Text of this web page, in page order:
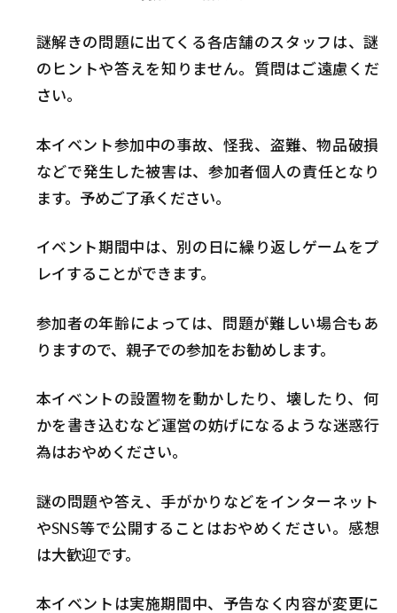
謎解きの問題に出てくる各店舗のスタッフは、謎
のヒントや答えを知りません。質問はご遠慮くだ
さい。
本イベント参加中の事故、怪我、盗難、物品破損
などで発生した被害は、参加者個人の責任となり
ます。予めご了承ください。
イベント期間中は、別の日に繰り返しゲームをプ
レイすることができます。
参加者の年齢によっては、問題が難しい場合もあ
りますので、親子での参加をお勧めします。
本イベントの設置物を動かしたり、壊したり、何
かを書き込むなど運営の妨げになるような迷惑行
為はおやめください。
謎の問題や答え、手がかりなどをインターネット
やSNS等で公開することはおやめください。感想
は大歓迎です。
本イベントは実施期間中、予告なく内容が変更に